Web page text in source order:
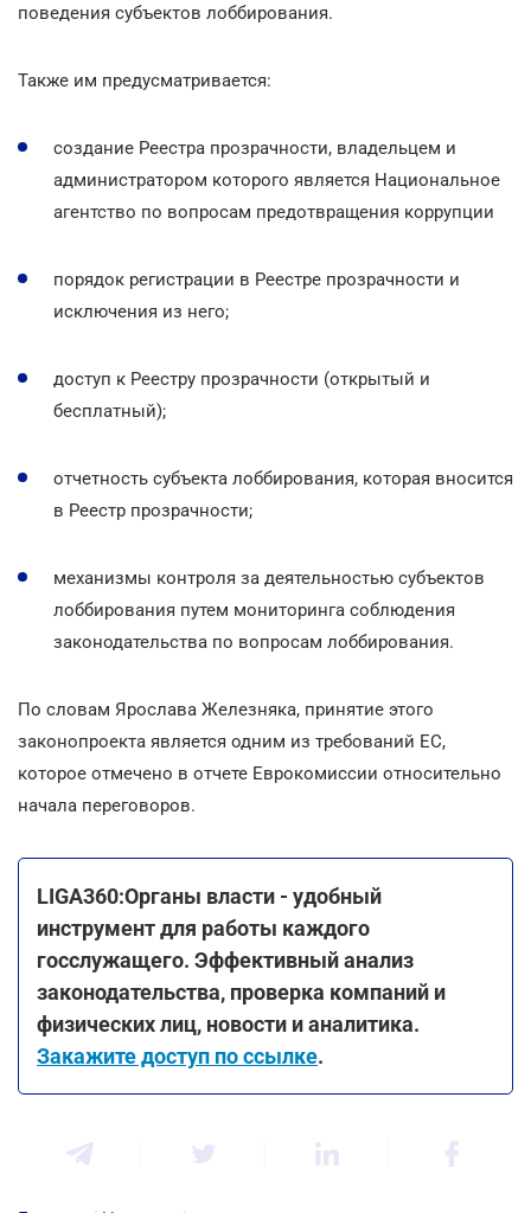
поведения субъектов лоббирования.
Также им предусматривается:
создание Реестра прозрачности, владельцем и
администратором которого является Национальное
агентство по вопросам предотвращения коррупции
порядок регистрации в Реестре прозрачности и
исключения из него;
доступ к Реестру прозрачности (открытый и
бесплатный);
отчетность субъекта лоббирования, которая вносится
в Реестр прозрачности;
механизмы контроля за деятельностью субъектов
лоббирования путем мониторинга соблюдения
законодательства по вопросам лоббирования.
По словам Ярослава Железняка, принятие этого
законопроекта является одним из требований ЕС,
которое отмечено в отчете Еврокомиссии относительно
начала переговоров.
LIGA360:Органы власти - удобный
инструмент для работы каждого
госслужащего. Эффективный анализ
законодательства, проверка компаний и
физических лиц, новости и аналитика.
Закажите доступ по ссылке.